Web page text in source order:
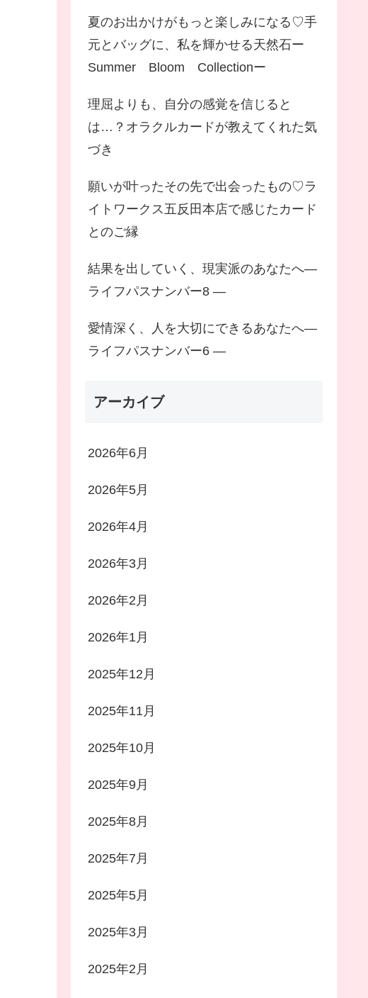
夏のお出かけがもっと楽しみになる♡手
元とバッグに、私を輝かせる天然石ー
Summer Bloom Collectionー
理屈よりも、自分の感覚を信じると
は…？オラクルカードが教えてくれた気
づき
願いが叶ったその先で出会ったもの♡ラ
イトワークス五反田本店で感じたカード
とのご縁
結果を出していく、現実派のあなたへ―
ライフパスナンバー8 ―
愛情深く、人を大切にできるあなたへ―
ライフパスナンバー6 ―
アーカイブ
2026年6月
2026年5月
2026年4月
2026年3月
2026年2月
2026年1月
2025年12月
2025年11月
2025年10月
2025年9月
2025年8月
2025年7月
2025年5月
2025年3月
2025年2月